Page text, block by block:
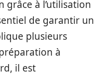
grâce à l’utilisation
de garantir un
plusieurs
à
il est